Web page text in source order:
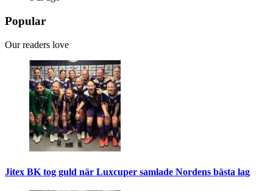
Popular
Our readers love
Jitex BK tog guld när Luxcuper samlade Nordens bästa lag